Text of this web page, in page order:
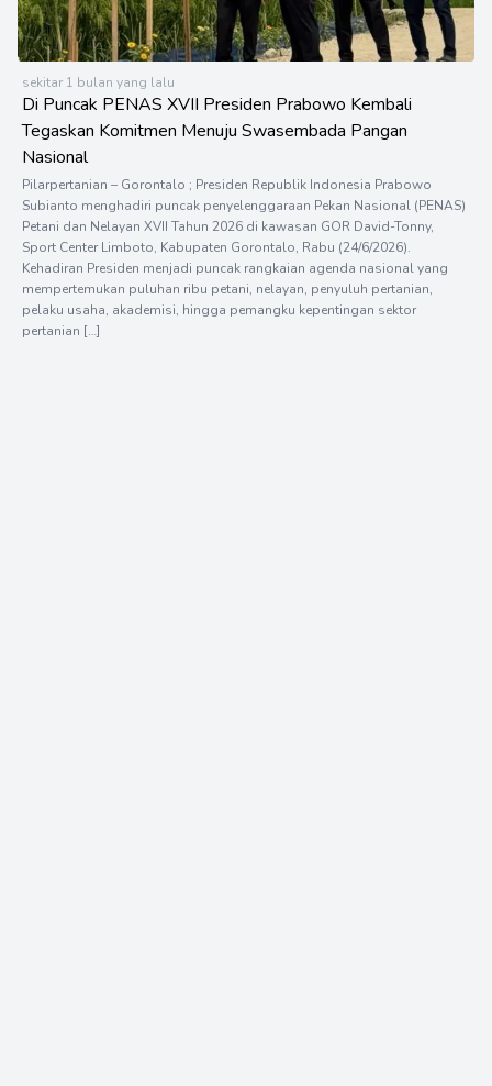
sekitar 1 bulan yang lalu
Di Puncak PENAS XVII Presiden Prabowo Kembali
Tegaskan Komitmen Menuju Swasembada Pangan
Nasional
Pilarpertanian – Gorontalo ; Presiden Republik Indonesia Prabowo
Subianto menghadiri puncak penyelenggaraan Pekan Nasional (PENAS)
Petani dan Nelayan XVII Tahun 2026 di kawasan GOR David-Tonny,
Sport Center Limboto, Kabupaten Gorontalo, Rabu (24/6/2026).
Kehadiran Presiden menjadi puncak rangkaian agenda nasional yang
mempertemukan puluhan ribu petani, nelayan, penyuluh pertanian,
pelaku usaha, akademisi, hingga pemangku kepentingan sektor
pertanian […]